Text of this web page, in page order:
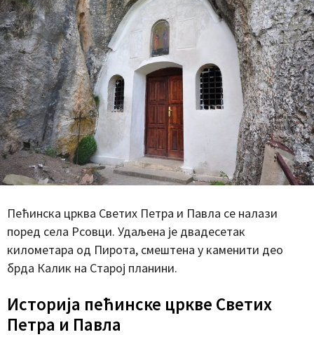
Пећинска црква Светих Петра и Павла се налази
поред села Рсовци. Удаљена је двадесетак
километара од Пирота, смештена у каменити део
брда Калик на Старој планини.
Историја пећинске цркве Светих
Петра и Павла